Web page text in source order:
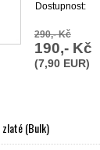
Dostupnost:
290,- Kč
190,- Kč
(7,90 EUR)
zlaté (Bulk)